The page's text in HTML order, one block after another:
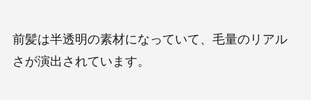
前髪は半透明の素材になっていて、毛量のリアル
さが演出されています。